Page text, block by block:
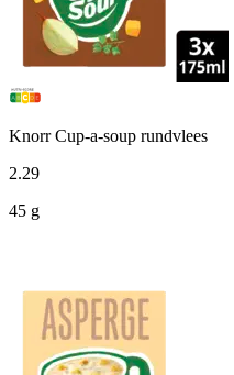
Knorr Cup-a-soup rundvlees
2.29
45 g